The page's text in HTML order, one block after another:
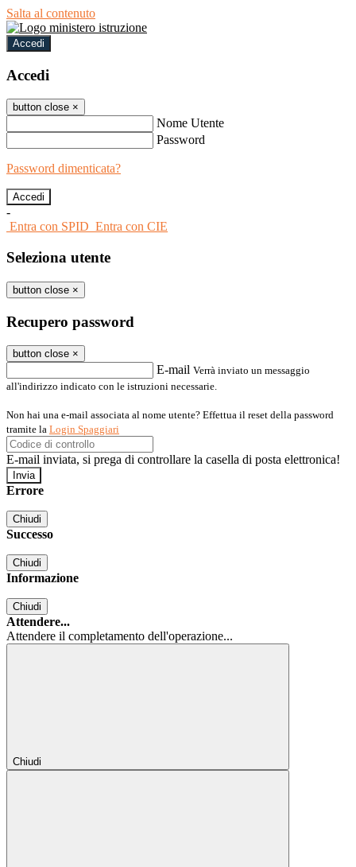
Salta al contenuto
Accedi
Accedi
button close ×
Nome Utente
Password
Password dimenticata?
-
Entra con SPID Entra con CIE
Seleziona utente
button close ×
Recupero password
button close ×
E-mail Verrà inviato un messaggio
all'indirizzo indicato con le istruzioni necessarie.
Non hai una e-mail associata al nome utente? Effettua il reset della password
tramite la Login Spaggiari
E-mail inviata, si prega di controllare la casella di posta elettronica!
Errore
Chiudi
Successo
Chiudi
Informazione
Chiudi
Attendere...
Attendere il completamento dell'operazione...
Chiudi